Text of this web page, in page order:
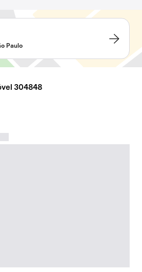
Paulo
304848